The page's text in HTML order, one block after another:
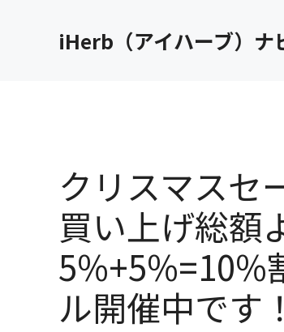
iHerb（アイハーブ）ナ
クリスマスセ
買い上げ総額
5%+5%=10%
ル開催中です！